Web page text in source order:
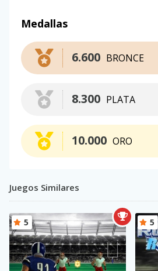
Medallas
BRONCE
6.600
PLATA
8.300
ORO
10.000
Juegos Similares
5 5